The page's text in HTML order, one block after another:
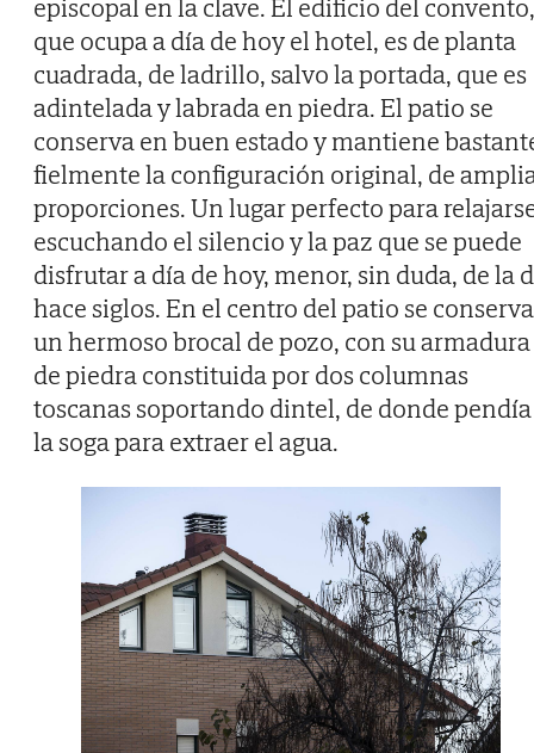
episcopal en la clave. El edificio del convento,
que ocupa a día de hoy el hotel, es de planta
cuadrada, de ladrillo, salvo la portada, que es
adintelada y labrada en piedra. El patio se
conserva en buen estado y mantiene
fielmente la configuración original, de
proporciones. Un lugar perfecto para
escuchando el silencio y la paz que se puede
disfrutar a día de hoy, menor, sin duda, de la
hace siglos. En el centro del patio se conserva
un hermoso brocal de pozo, con su armadura
de piedra constituida por dos columnas
toscanas soportando dintel, de donde pendía
la soga para extraer el agua.